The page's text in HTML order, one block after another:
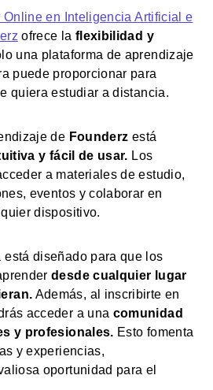
Online en Inteligencia Artificial e
ofrece la flexibilidad y
una plataforma de aprendizaje
puede proporcionar para
quiera estudiar a distancia.
de Founderz está
y fácil de usar. Los
a materiales de estudio,
eventos y colaborar en
dispositivo.
está diseñado para que los
desde cualquier lugar
Además, al inscribirte en
acceder a una comunidad
y profesionales. Esto fomenta
y experiencias,
oportunidad para el